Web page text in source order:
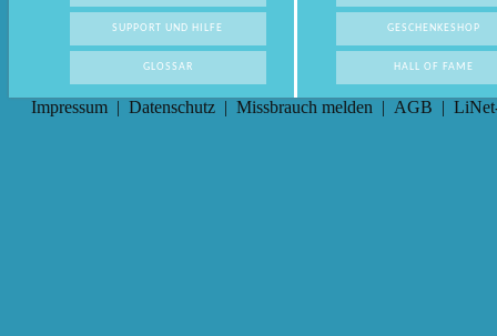
SUPPORT UND HILFE
GLOSSAR
GESCHENKESHOP
HALL OF FAME
Impressum | Datenschutz | Missbrauch melden | AGB |